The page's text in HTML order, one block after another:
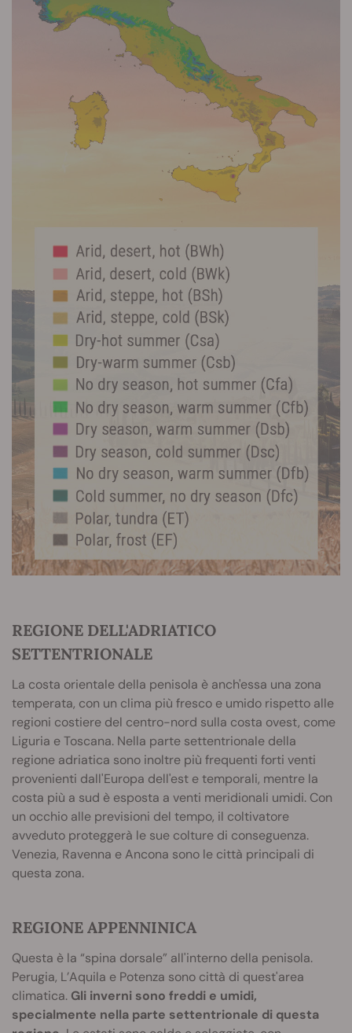
REGIONE DELL'ADRIATICO
SETTENTRIONALE
La costa orientale della penisola è anch'essa una zona
temperata, con un clima più fresco e umido rispetto alle
regioni costiere del centro-nord sulla costa ovest, come
Liguria e Toscana. Nella parte settentrionale della
regione adriatica sono inoltre più frequenti forti venti
provenienti dall'Europa dell'est e temporali, mentre la
costa più a sud è esposta a venti meridionali umidi. Con
un occhio alle previsioni del tempo, il coltivatore
avveduto proteggerà le sue colture di conseguenza.
Venezia, Ravenna e Ancona sono le città principali di
questa zona.
REGIONE APPENNINICA
Questa è la “spina dorsale” all'interno della penisola.
Perugia, L’Aquila e Potenza sono città di quest'area
climatica. Gli inverni sono freddi e umidi,
specialmente nella parte settentrionale di questa